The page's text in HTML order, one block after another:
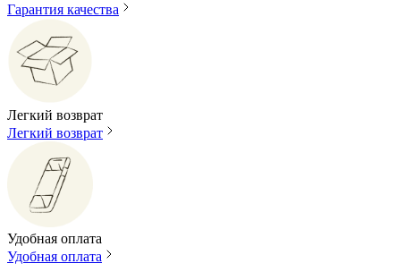
Гарантия качества
Легкий возврат
Легкий возврат
Удобная оплата
Удобная оплата